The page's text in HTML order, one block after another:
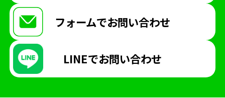
フォームでお問い合わせ
LINEでお問い合わせ